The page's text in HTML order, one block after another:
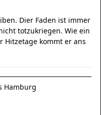
Dier Faden ist immer
totzukriegen. Wie ein
Hitzetage kommt er ans
Hamburg